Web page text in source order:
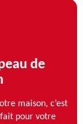
de
maison, c’est
pour votre